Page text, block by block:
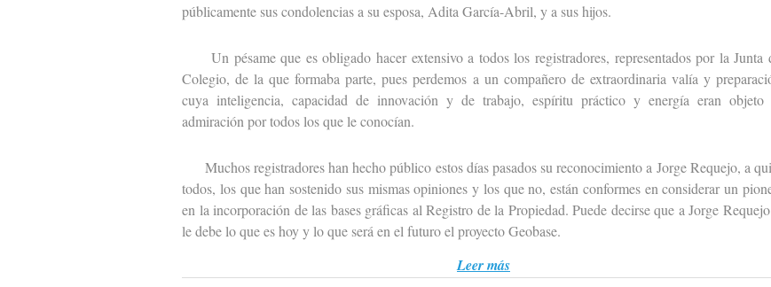
públicamente sus condolencias a su esposa, Adita García-Abril, y a sus hijos.
Un pésame que es obligado hacer extensivo a todos los registradores, representados por la Junta
Colegio, de la que formaba parte, pues perdemos a un compañero de extraordinaria valía y
cuya inteligencia, capacidad de innovación y de trabajo, espíritu práctico y energía eran objeto
admiración por todos los que le conocían.
Muchos registradores han hecho público estos días pasados su reconocimiento a Jorge Requejo, a
todos, los que han sostenido sus mismas opiniones y los que no, están conformes en considerar un
en la incorporación de las bases gráficas al Registro de la Propiedad. Puede decirse que a Jorge
le debe lo que es hoy y lo que será en el futuro el proyecto Geobase.
Leer más